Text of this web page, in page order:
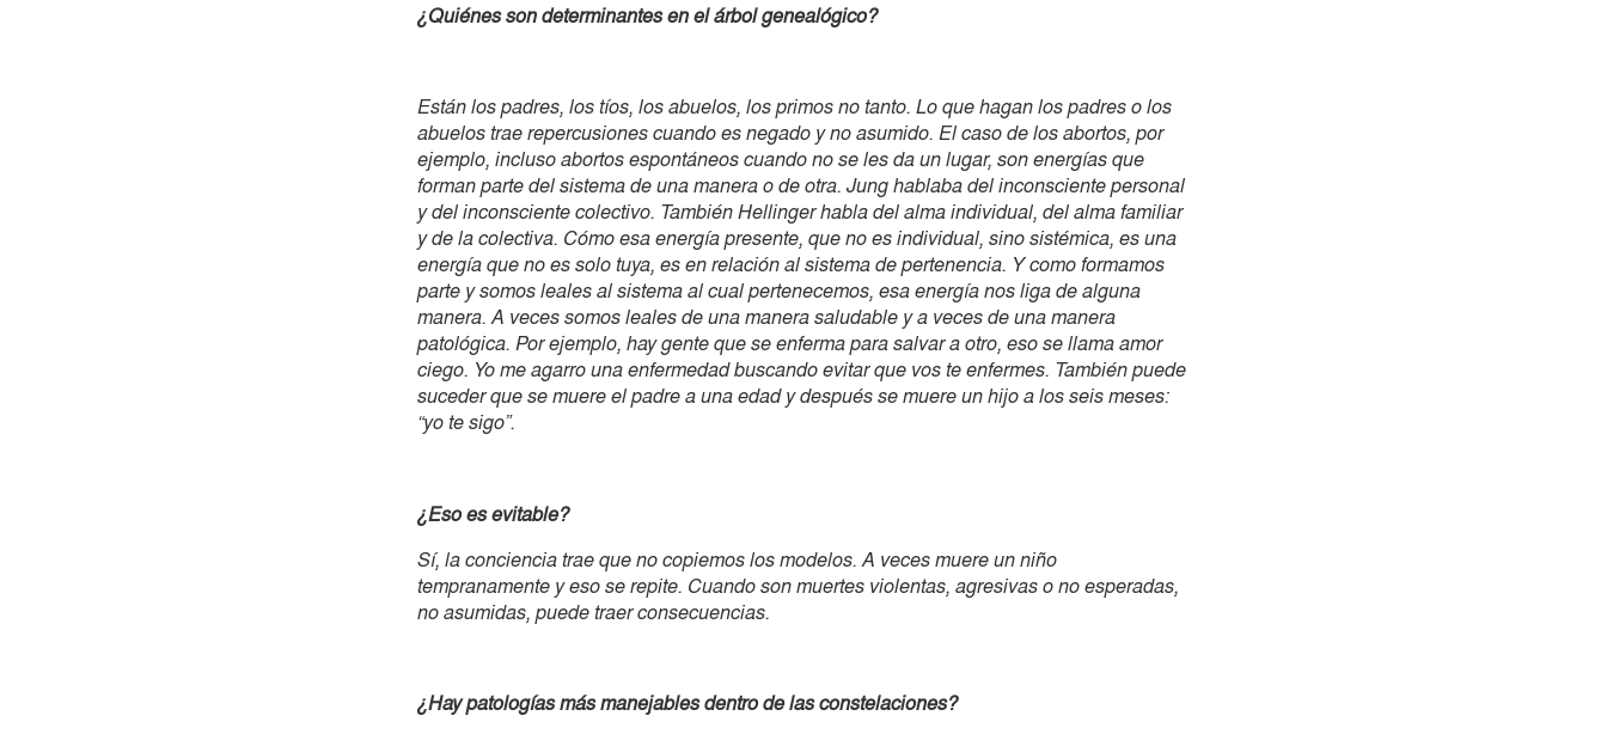
¿Quiénes son determinantes en el árbol genealógico?
Están los padres, los tíos, los abuelos, los primos no tanto. Lo que hagan los padres o los
abuelos trae repercusiones cuando es negado y no asumido. El caso de los abortos, por
ejemplo, incluso abortos espontáneos cuando no se les da un lugar, son energías que
forman parte del sistema de una manera o de otra. Jung hablaba del inconsciente personal
y del inconsciente colectivo. También Hellinger habla del alma individual, del alma familiar
y de la colectiva. Cómo esa energía presente, que no es individual, sino sistémica, es una
energía que no es solo tuya, es en relación al sistema de pertenencia. Y como formamos
parte y somos leales al sistema al cual pertenecemos, esa energía nos liga de alguna
manera. A veces somos leales de una manera saludable y a veces de una manera
patológica. Por ejemplo, hay gente que se enferma para salvar a otro, eso se llama amor
ciego. Yo me agarro una enfermedad buscando evitar que vos te enfermes. También puede
suceder que se muere el padre a una edad y después se muere un hijo a los seis meses:
“yo te sigo”.
¿Eso es evitable?
Sí, la conciencia trae que no copiemos los modelos. A veces muere un niño
tempranamente y eso se repite. Cuando son muertes violentas, agresivas o no esperadas,
no asumidas, puede traer consecuencias.
¿Hay patologías más manejables dentro de las constelaciones?